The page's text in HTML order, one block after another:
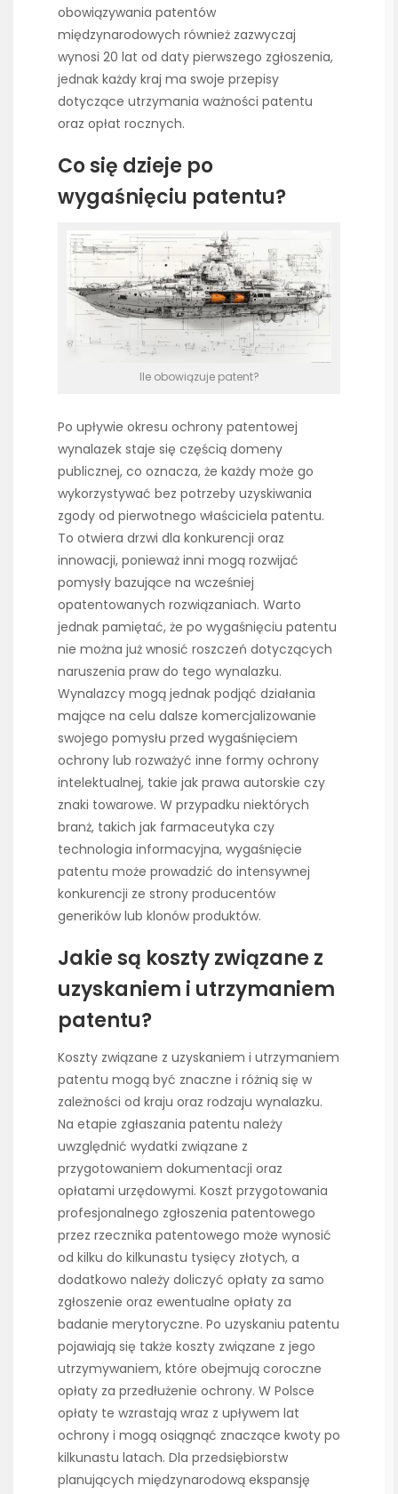
obowiązywania patentów
międzynarodowych również zazwyczaj
wynosi 20 lat od daty pierwszego zgłoszenia,
jednak każdy kraj ma swoje przepisy
dotyczące utrzymania ważności patentu
oraz opłat rocznych.
Co się dzieje po
wygaśnięciu patentu?
Ile obowiązuje patent?
Po upływie okresu ochrony patentowej
wynalazek staje się częścią domeny
publicznej, co oznacza, że każdy może go
wykorzystywać bez potrzeby uzyskiwania
zgody od pierwotnego właściciela patentu.
To otwiera drzwi dla konkurencji oraz
innowacji, ponieważ inni mogą rozwijać
pomysły bazujące na wcześniej
opatentowanych rozwiązaniach. Warto
jednak pamiętać, że po wygaśnięciu patentu
nie można już wnosić roszczeń dotyczących
naruszenia praw do tego wynalazku.
Wynalazcy mogą jednak podjąć działania
mające na celu dalsze komercjalizowanie
swojego pomysłu przed wygaśnięciem
ochrony lub rozważyć inne formy ochrony
intelektualnej, takie jak prawa autorskie czy
znaki towarowe. W przypadku niektórych
branż, takich jak farmaceutyka czy
technologia informacyjna, wygaśnięcie
patentu może prowadzić do intensywnej
konkurencji ze strony producentów
generików lub klonów produktów.
Jakie są koszty związane z
uzyskaniem i utrzymaniem
patentu?
Koszty związane z uzyskaniem i utrzymaniem
patentu mogą być znaczne i różnią się w
zależności od kraju oraz rodzaju wynalazku.
Na etapie zgłaszania patentu należy
uwzględnić wydatki związane z
przygotowaniem dokumentacji oraz
opłatami urzędowymi. Koszt przygotowania
profesjonalnego zgłoszenia patentowego
przez rzecznika patentowego może wynosić
od kilku do kilkunastu tysięcy złotych, a
dodatkowo należy doliczyć opłaty za samo
zgłoszenie oraz ewentualne opłaty za
badanie merytoryczne. Po uzyskaniu patentu
pojawiają się także koszty związane z jego
utrzymywaniem, które obejmują coroczne
opłaty za przedłużenie ochrony. W Polsce
opłaty te wzrastają wraz z upływem lat
ochrony i mogą osiągnąć znaczące kwoty po
kilkunastu latach. Dla przedsiębiorstw
planujących międzynarodową ekspansję